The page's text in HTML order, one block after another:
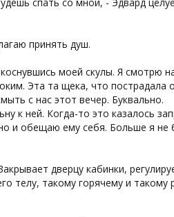
принять душ.
моей скулы. Я смотрю
Эта та щека, что
с нас этот вечер. Буквально.
к ней. Когда-то это казалось
и обещаю ему себя. Больше я не
дверцу кабинки,
телу, такому горячему и